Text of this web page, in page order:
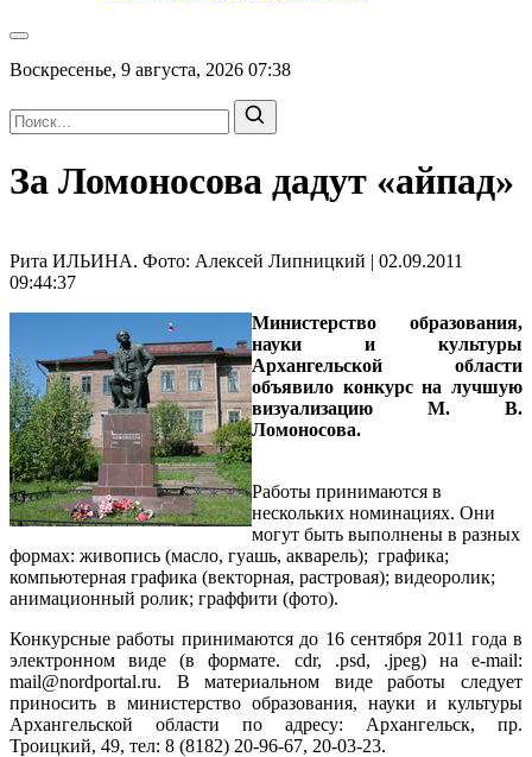
Воскресенье, 9 августа, 2026 07:38
За Ломоносова дадут «айпад»
Рита ИЛЬИНА. Фото: Алексей Липницкий | 02.09.2011
09:44:37
Министерство образования,
науки и культуры
Архангельской области
объявило конкурс на лучшую
визуализацию М. В.
Ломоносова.
Работы принимаются в
нескольких номинациях. Они
могут быть выполнены в разных
формах: живопись (масло, гуашь, акварель); графика;
компьютерная графика (векторная, растровая); видеоролик;
анимационный ролик; граффити (фото).
Конкурсные работы принимаются до 16 сентября 2011 года в
электронном виде (в формате. cdr, .psd, .jpeg) на e-mail:
mail@nordportal.ru. В материальном виде работы следует
приносить в министерство образования, науки и культуры
Архангельской области по адресу: Архангельск, пр.
Троицкий, 49, тел: 8 (8182) 20-96-67, 20-03-23.